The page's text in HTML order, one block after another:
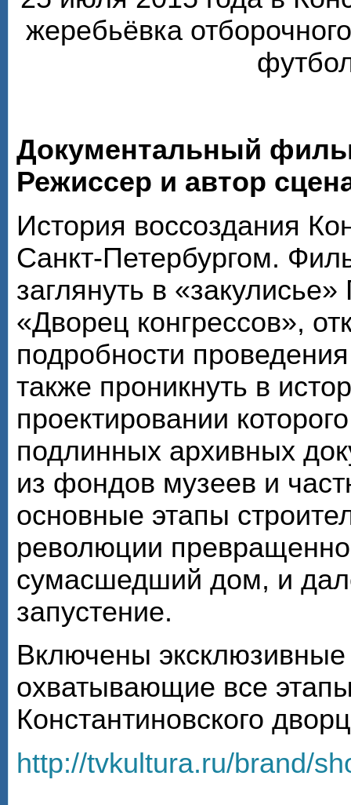
жеребьёвка
Документальный
Режиссер и автор
История воссоздания
Санкт-Петербургом.
заглянуть в
«Дворец конгрессов»,
подробности
также проникнуть в
проектировании
подлинных архивных
из фондов музеев и
основные этапы
революции
сумасшедший дом, и
запустение.
Включены
охватывающие все
Константиновского
http://tvkultura.ru/brand/